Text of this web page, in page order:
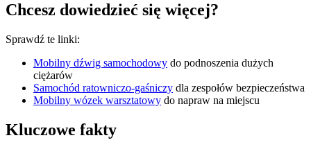
Chcesz dowiedzieć się więcej?
Sprawdź te linki:
Mobilny dźwig samochodowy do podnoszenia dużych
ciężarów
Samochód ratowniczo-gaśniczy dla zespołów bezpieczeństwa
Mobilny wózek warsztatowy do napraw na miejscu
Kluczowe fakty